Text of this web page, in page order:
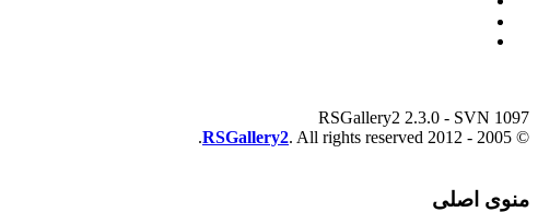
RSGallery2 2.3.0 - SVN 1097
© 2005 - 2012
RSGallery2. All rights reserved.
منوی اصلی